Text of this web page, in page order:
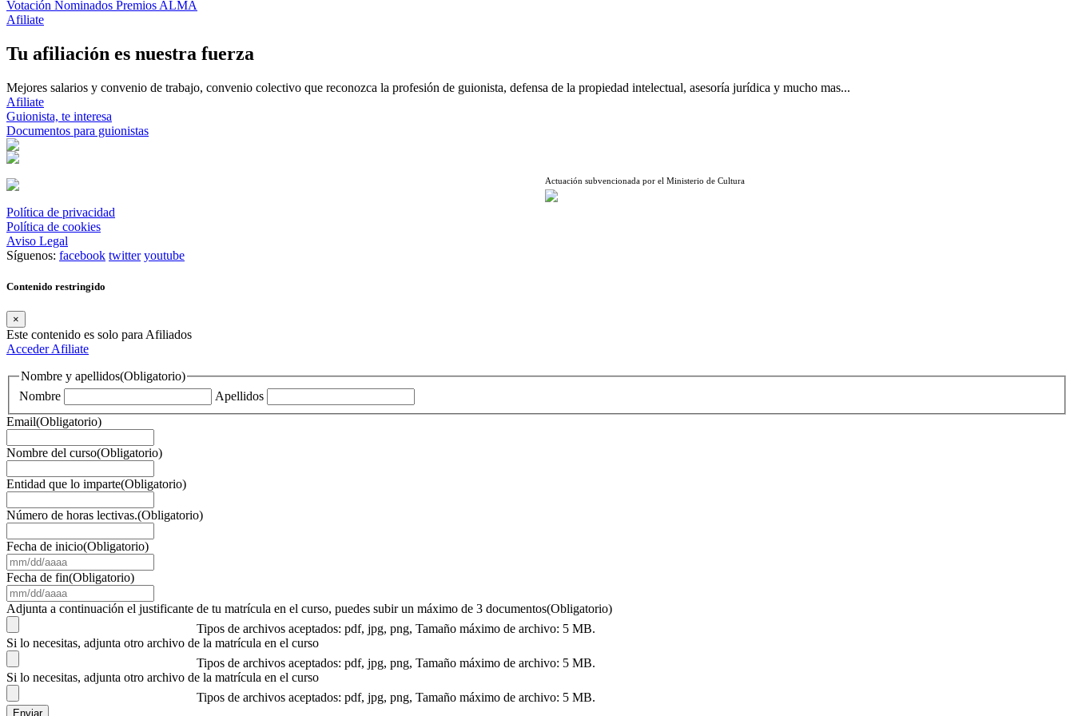
Votación Nominados Premios ALMA
Afiliate
Tu afiliación es nuestra fuerza
Mejores salarios y convenio de trabajo, convenio colectivo que reconozca la profesión de guionista, defensa de la propiedad intelectual, asesoría jurídica y mucho mas...
Afiliate
Guionista, te interesa
Documentos para guionistas
Actuación subvencionada por el Ministerio de Cultura
Política de privacidad
Política de cookies
Aviso Legal
Síguenos: facebook twitter youtube
Contenido restringido
×
Este contenido es solo para Afiliados
AccederAfiliate
Nombre y apellidos(Obligatorio)
Nombre
Apellidos
Email(Obligatorio)
Nombre del curso(Obligatorio)
Entidad que lo imparte(Obligatorio)
Número de horas lectivas.(Obligatorio)
Fecha de inicio(Obligatorio)
barra
DD
barra
AAAA
Fecha de fin(Obligatorio)
barra
AAAA
Adjunta a continuación el justificante de tu matrícula en el curso, puedes subir un máximo de 3 documentos(Obligatorio)
Tipos de archivos aceptados: pdf, jpg, png, Tamaño máximo de archivo: 5 MB.
Si lo necesitas, adjunta otro archivo de la matrícula en el curso
Tipos de archivos aceptados: pdf, jpg, png, Tamaño máximo de archivo: 5 MB.
Si lo necesitas, adjunta otro archivo de la matrícula en el curso
Tipos de archivos aceptados: pdf, jpg, png, Tamaño máximo de archivo: 5 MB.